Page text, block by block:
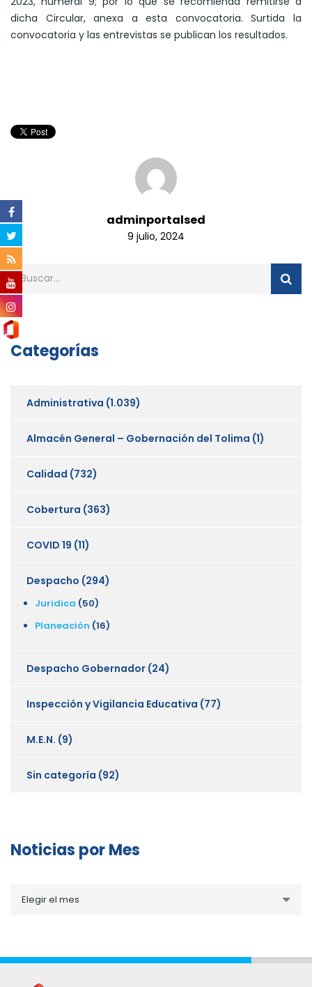
dicha Circular, anexa a esta convocatoria. Surtida la
convocatoria y las entrevistas se publican los resultados.
adminportalsed
9 julio, 2024
Categorías
Administrativa (1.039)
Almacén General – Gobernación del Tolima (1)
Calidad (732)
Cobertura (363)
COVID 19 (11)
Despacho (294)
Juridica (50)
Planeación (16)
Despacho Gobernador (24)
Inspección y Vigilancia Educativa (77)
M.E.N. (9)
Sin categoría (92)
Noticias por Mes
porElegir el mes